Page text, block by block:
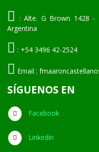
: Alte. G Brown 1428 -
Argentina
: +54 3496 42-2524
Email :
SÍGUENOS EN
Facebook
Linkedin